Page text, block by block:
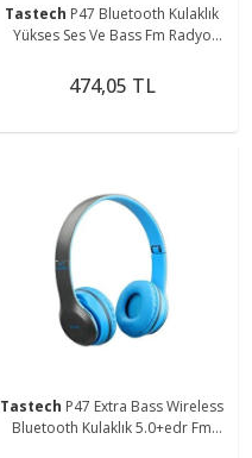
Tastech P47 Bluetooth Kulaklık
Yükses Ses Ve Bass Fm Radyo
474,05 TL
Tastech P47 Extra Bass Wireless
Bluetooth Kulaklık 5.0+edr Fm